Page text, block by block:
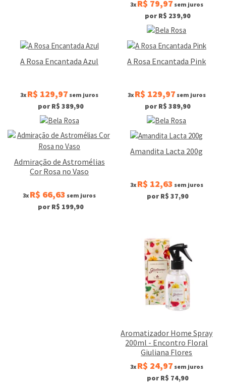
3x R$ 79,97 sem juros
por R$ 239,90
A Rosa Encantada Azul
3x R$ 129,97 sem juros
por R$ 389,90
A Rosa Encantada Pink
3x R$ 129,97 sem juros
por R$ 389,90
Admiração de Astromélias
Cor Rosa no Vaso
3x R$ 66,63 sem juros
por R$ 199,90
Amandita Lacta 200g
3x R$ 12,63 sem juros
por R$ 37,90
Aromatizador Home Spray
200ml - Encontro Floral
Giuliana Flores
3x R$ 24,97 sem juros
por R$ 74,90